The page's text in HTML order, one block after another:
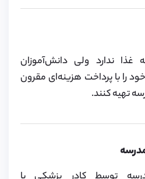
غذا ندارد ولی دانش‌آموزان
را با پرداخت هزینه‌ای مقرون‌
تهیه کنند.